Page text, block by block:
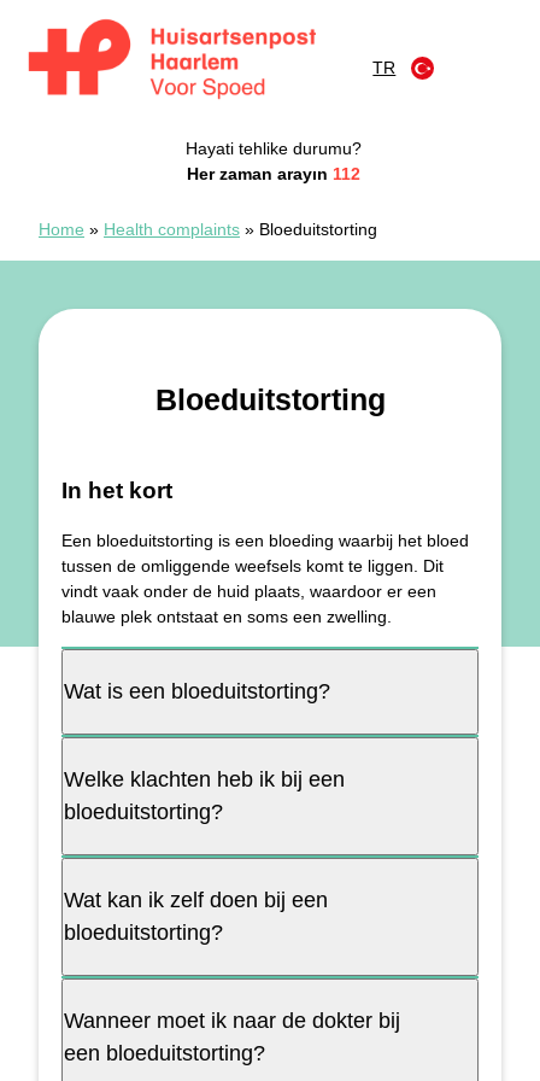
TR
Hayati tehlike durumu?
Her zaman arayın 112
Home » Health complaints » Bloeduitstorting
Bloeduitstorting
In het kort
Een bloeduitstorting is een bloeding waarbij het bloed
tussen de omliggende weefsels komt te liggen. Dit
vindt vaak onder de huid plaats, waardoor er een
blauwe plek ontstaat en soms een zwelling.
Wat is een bloeduitstorting?
Welke klachten heb ik bij een
bloeduitstorting?
Wat kan ik zelf doen bij een
bloeduitstorting?
Wanneer moet ik naar de dokter bij
een bloeduitstorting?